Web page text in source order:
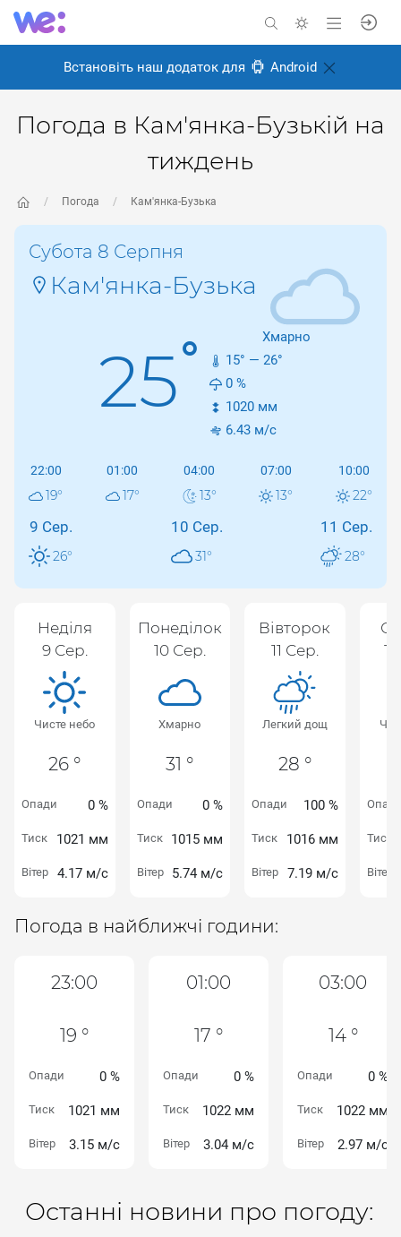
Встановіть наш додаток для Android
Погода в Кам'янка-Бузькій на
тиждень
Погода Кам'янка-Бузька
Субота 8 Серпня
Кам'янка-Бузька
25°
Хмарно
15° — 26°
0 %
1020 мм
6.43 м/с
22:00
19°
01:00
17°
04:00
13°
07:00
13°
10:00
22°
9 Сер.
26°
10 Сер.
31°
11 Сер.
28°
Неділя
9 Сер.
Чисте небо
26 °
Опади 0 %
Тиск 1021 мм
Вітер 4.17 м/с
Понеділок
10 Сер.
Хмарно
31 °
Опади 0 %
Тиск 1015 мм
Вітер 5.74 м/с
Вівторок
11 Сер.
Легкий дощ
28 °
Опади 100 %
Тиск 1016 мм
Вітер 7.19 м/с
Тиск
Вітер
Погода в найближчі години:
23:00
19 °
Опади 0 %
Тиск 1021 мм
Вітер 3.15 м/с
01:00
17 °
Опади 0 %
Тиск 1022 мм
Вітер 3.04 м/с
03:00
14 °
Опади 0 %
Тиск 1022 мм
Вітер 2.97 м/с
Останні новини про погоду: